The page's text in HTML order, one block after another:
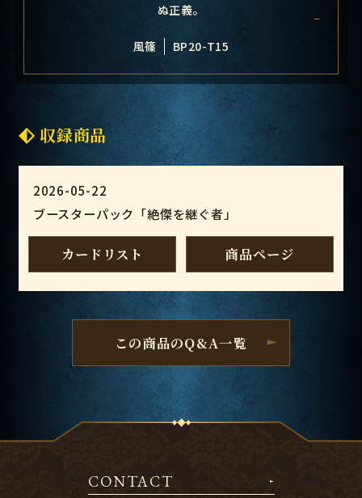
ぬ正義。
風篠 BP20-T15
収録商品
2026-05-22
ブースターパック「絶傑を継ぐ者」
カードリスト 商品ページ
この商品のQ&A一覧
CONTACT